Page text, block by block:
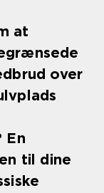
at
over
En
til dine